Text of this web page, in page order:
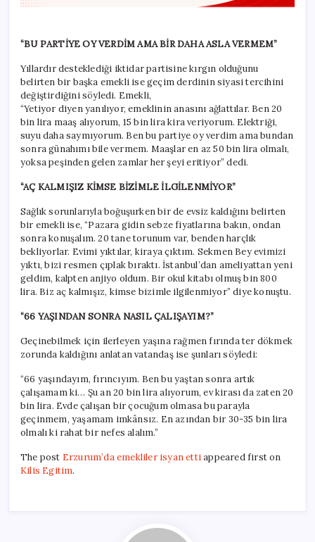
“BU PARTİYE OY VERDİM AMA BİR DAHA ASLA VERMEM”
Yıllardır desteklediği iktidar partisine kırgın olduğunu
belirten bir başka emekli ise geçim derdinin siyasi tercihini
değiştirdiğini söyledi. Emekli,
“Yetiyor diyen yanılıyor, emeklinin anasını ağlattılar. Ben 20
bin lira maaş alıyorum, 15 bin lira kira veriyorum. Elektriği,
suyu daha saymıyorum. Ben bu partiye oy verdim ama bundan
sonra günahımı bile vermem. Maaşlar en az 50 bin lira olmalı,
yoksa peşinden gelen zamlar her şeyi eritiyor” dedi.
“AÇ KALMIŞIZ KİMSE BİZİMLE İLGİLENMİYOR”
Sağlık sorunlarıyla boğuşurken bir de evsiz kaldığını belirten
bir emekli ise, “Pazara gidin sebze fiyatlarına bakın, ondan
sonra konuşalım. 20 tane torunum var, benden harçlık
bekliyorlar. Evimi yıktılar, kiraya çıktım. Sekmen Bey evimizi
yıktı, bizi resmen çıplak bıraktı. İstanbul’dan ameliyattan yeni
geldim, kalpten anjiyo oldum. Bir okul kitabı olmuş bin 800
lira. Biz aç kalmışız, kimse bizimle ilgilenmiyor” diye konuştu.
“66 YAŞINDAN SONRA NASIL ÇALIŞAYIM?”
Geçinebilmek için ilerleyen yaşına rağmen fırında ter dökmek
zorunda kaldığını anlatan vatandaş ise şunları söyledi:
“66 yaşındayım, fırıncıyım. Ben bu yaştan sonra artık
çalışamam ki… Şu an 20 bin lira alıyorum, ev kirası da zaten 20
bin lira. Evde çalışan bir çocuğum olmasa bu parayla
geçinmem, yaşamam imkânsız. En azından bir 30-35 bin lira
olmalı ki rahat bir nefes alalım.”
The post Erzurum’da emekliler isyan ettiappeared first on
Kilis Egitim.